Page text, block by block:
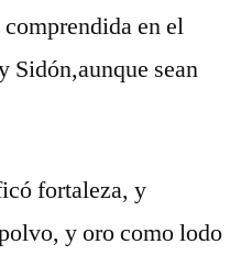
en el
Sidón,aunque sean
fortaleza, y
y oro como lodo